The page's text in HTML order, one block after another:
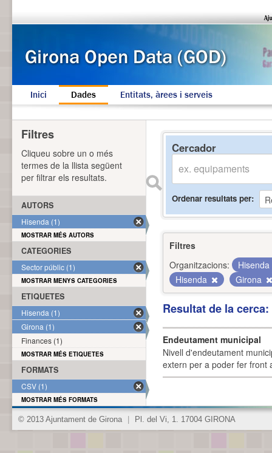
Inici Dades Entitats, àrees i serveis
Cercador
Ordenar resultats per
Filtres
Organitzacions:
Hisenda
Hisenda
Girona
Resultat de la
Endeutament municipal
Nivell d'endeutament
extern per a poder fer front
Filtres
Cliqueu sobre un o més
termes de la llista següent
per filtrar els resultats.
AUTORS
Hisenda (1)
MOSTRAR MÉS AUTORS
CATEGORIES
Sector públic (1)
MOSTRAR MENYS CATEGORIES
ETIQUETES
Hisenda (1)
Girona (1)
Finances (1)
MOSTRAR MÉS ETIQUETES
FORMATS
CSV (1)
MOSTRAR MÉS FORMATS
© 2013 Ajuntament de Girona Pl. del Vi, 1. 17004 GIRONA